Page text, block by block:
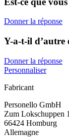
Donner la réponse
Y-a-t-il d’autre
Donner la réponse
Personnaliser
Fabricant
Personello GmbH
Zum Lokschuppen 1
66424 Homburg
Allemagne